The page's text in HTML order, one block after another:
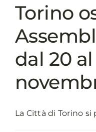
Torino
dal 20
La Città di Torino si